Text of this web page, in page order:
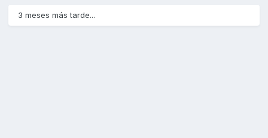
3 meses más tarde...